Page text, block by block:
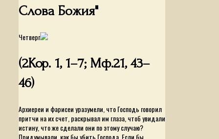
Слова Божия"
Четверг
(2Кор. 1, 1–7; Мф.21, 43–
46)
Архиереи и фарисеи уразумели, что Господь говорил
притчи на их счет, раскрывал им глаза, чтоб увидали
истину, что же сделали они по этому случаю?
Придумывали, как бы убить Господа. Если бы